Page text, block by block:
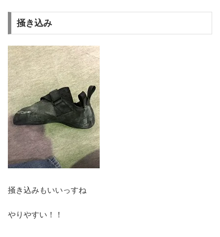
掻き込み
掻き込みもいいっすね
やりやすい！！